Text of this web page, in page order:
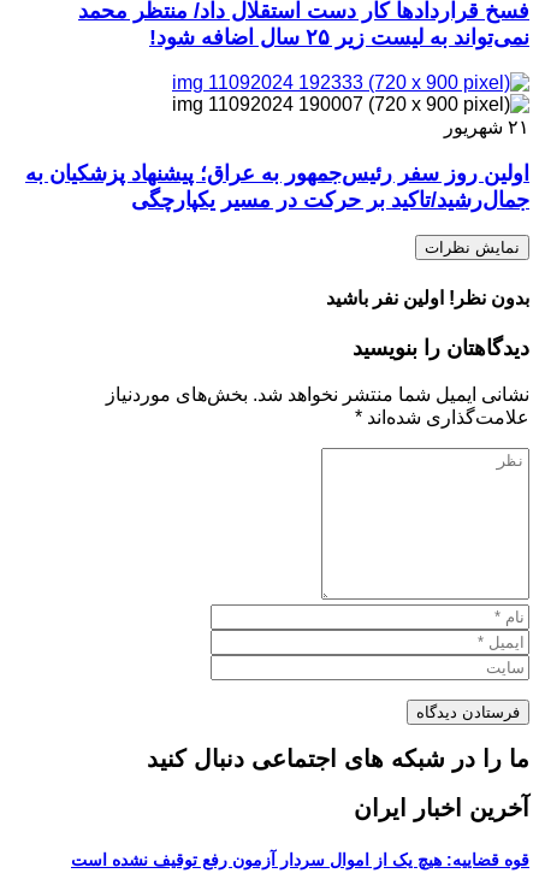
فسخ قراردادها کار دست استقلال داد/ منتظر محمد
نمی‌تواند به لیست زیر ۲۵ سال اضافه شود!
۲۱ شهریور
اولین روز سفر رئیس‌جمهور به عراق؛ پیشنهاد پزشکیان به
جمال‌رشید/تاکید بر حرکت در مسیر یکپارچگی
نمایش نظرات
بدون نظر! اولین نفر باشید
دیدگاهتان را بنویسید
نشانی ایمیل شما منتشر نخواهد شد. بخش‌های موردنیاز
علامت‌گذاری شده‌اند *
ما را در شبکه های اجتماعی دنبال کنید
آخرین اخبار ایران
قوه قضاییه: هیچ یک از اموال سردار آزمون رفع توقیف نشده است